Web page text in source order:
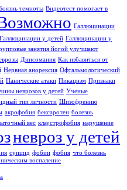
темноты Видеотест помогает в
Галлюцинации
Галлюцинации у детей Галлюцинации у
занятия йогой улучшают
Дипсомания Как избавиться от
Нервная анорексия Офтальмологический
Панические атаки Пикацизм Признаки
неврозов у детей Ученые
тип личности Шизофрению
акрофобия бексаротен болезнь
вес клаустрофобия нарушение
невроз у детей
суицид фобии фобия что болезнь
воспаление